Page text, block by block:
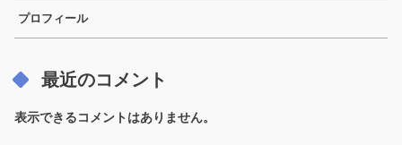
プロフィール
最近のコメント
表示できるコメントはありません。